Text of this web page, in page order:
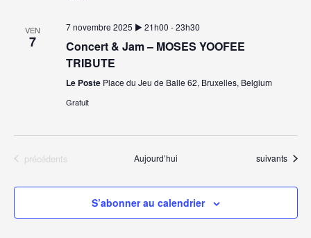
VEN
7
7 novembre 2025 ▶︎ 21h00 -23h30
Concert & Jam – MOSES YOOFEE
TRIBUTE
Le Poste Place du Jeu de Balle 62, Bruxelles, Belgium
Gratuit
Évènements
précédents Aujourd’hui Évènements
suivants
S’abonner au calendrier